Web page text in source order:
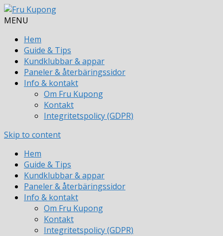
MENU
Hem
Guide & Tips
Kundklubbar & appar
Paneler & återbäringssidor
Info & kontakt
Om Fru Kupong
Kontakt
Integritetspolicy (GDPR)
Skip to content
Hem
Guide & Tips
Kundklubbar & appar
Paneler & återbäringssidor
Info & kontakt
Om Fru Kupong
Kontakt
Integritetspolicy (GDPR)